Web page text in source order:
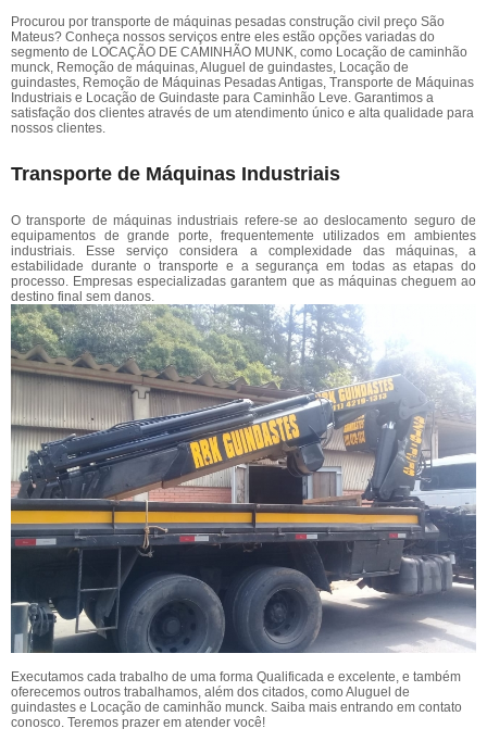
Procurou por transporte de máquinas pesadas construção civil preço São
Mateus? Conheça nossos serviços entre eles estão opções variadas do
segmento de LOCAÇÃO DE CAMINHÃO MUNK, como Locação de caminhão
munck, Remoção de máquinas, Aluguel de guindastes, Locação de
guindastes, Remoção de Máquinas Pesadas Antigas, Transporte de Máquinas
Industriais e Locação de Guindaste para Caminhão Leve. Garantimos a
satisfação dos clientes através de um atendimento único e alta qualidade para
nossos clientes.
Transporte de Máquinas Industriais
O transporte de máquinas industriais refere-se ao deslocamento seguro de
equipamentos de grande porte, frequentemente utilizados em ambientes
industriais. Esse serviço considera a complexidade das máquinas, a
estabilidade durante o transporte e a segurança em todas as etapas do
processo. Empresas especializadas garantem que as máquinas cheguem ao
destino final sem danos.
Executamos cada trabalho de uma forma Qualificada e excelente, e também
oferecemos outros trabalhamos, além dos citados, como Aluguel de
guindastes e Locação de caminhão munck. Saiba mais entrando em contato
conosco. Teremos prazer em atender você!